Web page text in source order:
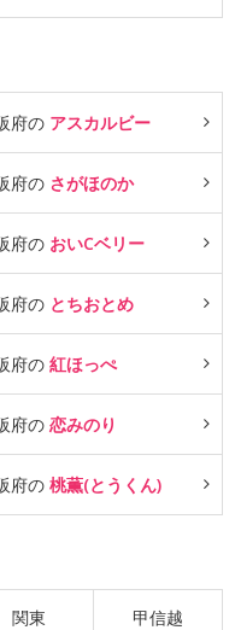
府の アスカルビー
府の さがほのか
府の おいCベリー
府の とちおとめ
府の 紅ほっぺ
府の 恋みのり
府の 桃薫(とうくん)
関東 甲信越